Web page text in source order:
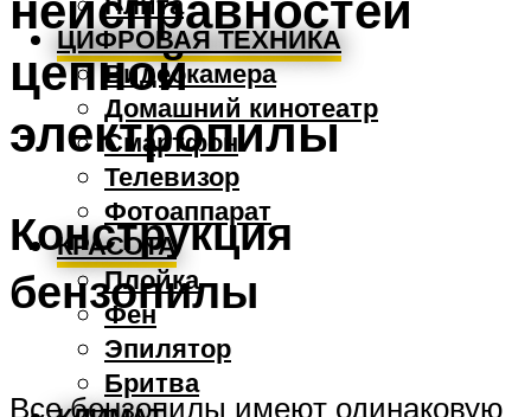
ЦИФРОВАЯ ТЕХНИКА
Видеокамера
Домашний кинотеатр
Смартфон
Телевизор
Фотоаппарат
КРАСОТА
Плойка
Фен
Эпилятор
Бритва
цепной
электропилы
Конструкция
бензопилы
Все бензопилы имеют одинаковую